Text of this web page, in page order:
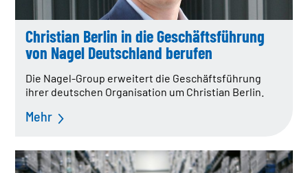
Christian Berlin in die Geschäftsführung
von Nagel Deutschland berufen
Die Nagel-Group erweitert die Geschäftsführung
ihrer deutschen Organisation um Christian Berlin.
Mehr